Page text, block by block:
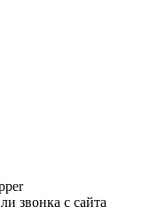
звонка с сайта